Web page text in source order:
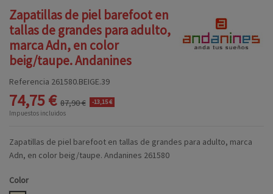
Zapatillas de piel barefoot en
tallas de grandes para adulto,
marca Adn, en color
beig/taupe. Andanines
Referencia 261580.BEIGE.39
74,75 € 87,90 € -13,15 €
Impuestos incluidos
Zapatillas de piel barefoot en tallas de grandes para adulto, marca
Adn, en color beig/taupe. Andanines 261580
Color